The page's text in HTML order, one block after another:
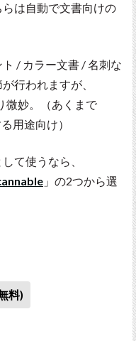
は自動で文書向けの
/ カラー文書 / 名刺な
行われますが、
微妙。（あくまで
用途向け）
て使うなら、
」の2つから選
料)